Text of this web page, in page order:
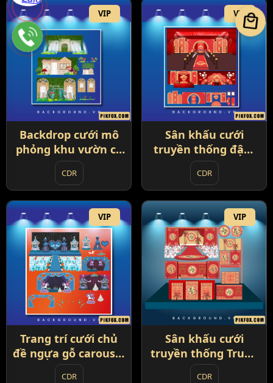
VIP
Backdrop cưới mô
phỏng khu vườn cổ
tích (87)
CDR
VIP
Sân khấu cưới
truyền thống đậm
phong cách Trung
Hoa (88)
CDR
VIP
Trang trí cưới chủ
đề ngựa gỗ carousel
và đu quay (89)
CDR
VIP
Sân khấu cưới
truyền thống Trung
Hoa (90)
CDR
local_mall